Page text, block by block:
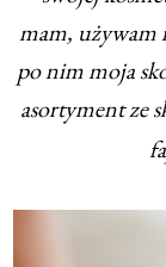
mam, używam
po nim moja
asortyment ze